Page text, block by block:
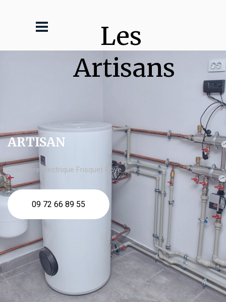
Les
Artisans
ARTISAN
chaudière électrique Frisquet Roye
09 72 66 89 55